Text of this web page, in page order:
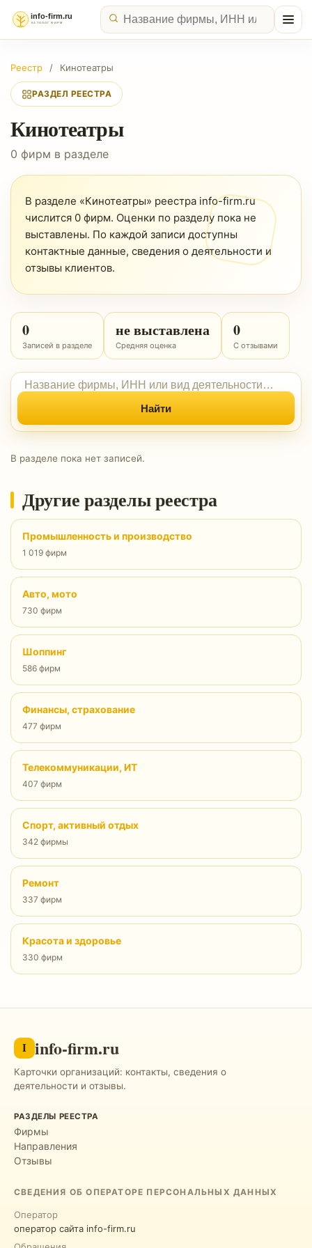
Реестр / Кинотеатры
РАЗДЕЛ РЕЕСТРА
Кинотеатры
0 фирм в разделе
В разделе «Кинотеатры» реестра info-firm.ru
числится 0 фирм. Оценки по разделу пока не
выставлены. По каждой записи доступны
контактные данные, сведения о деятельности и
отзывы клиентов.
Записей в разделе
0
Средняя оценка
не выставлена
С отзывами
0
Найти
В разделе пока нет записей.
Другие разделы реестра
Промышленность и производство
1 019 фирм
Авто, мото
730 фирм
Шоппинг
586 фирм
Финансы, страхование
477 фирм
Телекоммуникации, ИТ
407 фирм
Спорт, активный отдых
342 фирмы
Ремонт
337 фирм
Красота и здоровье
330 фирм
I info-firm.ru
Карточки организаций: контакты, сведения о
деятельности и отзывы.
РАЗДЕЛЫ РЕЕСТРА
Фирмы
Направления
Отзывы
СВЕДЕНИЯ ОБ ОПЕРАТОРЕ ПЕРСОНАЛЬНЫХ ДАННЫХ
Оператор
оператор сайта info-firm.ru